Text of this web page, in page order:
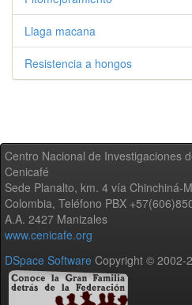
Llaga macana
Resistencia a hongos
Centro Nacional de Investigaciones
Cenicafé
Sede Planalto, km. 4 vía Chinchiná-
Colombia, Teléfono PBX
A.A. 2427 Manizales
www.cenicafe.org
DSpace Software Copyright © 2002-